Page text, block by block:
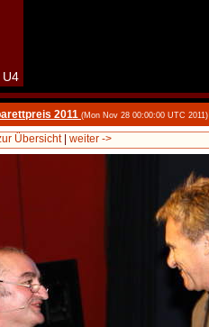
U4
2011 (Mon Nov 28 00:00:00 UTC 2011)
Übersicht| weiter ->